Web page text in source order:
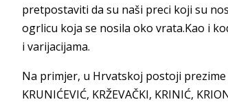
pretpostaviti da su naši preci koji su
ogrlicu koja se nosila oko vrata.Kao i
i varijacijama.
Na primjer, u Hrvatskoj postoji prezime
KRUNIĆEVIĆ, KRŽEVAČKI, KRINIĆ,